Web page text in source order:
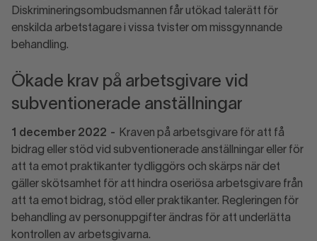
Diskrimineringsombudsmannen får utökad talerätt för
enskilda arbetstagare i vissa tvister om missgynnande
behandling.
Ökade krav på arbetsgivare vid
subventionerade anställningar
1 december 2022 -
Kraven på arbetsgivare för att få
bidrag eller stöd vid subventionerade anställningar eller för
att ta emot praktikanter tydliggörs och skärps när det
gäller skötsamhet för att hindra oseriösa arbetsgivare från
att ta emot bidrag, stöd eller praktikanter. Regleringen för
behandling av personuppgifter ändras för att underlätta
kontrollen av arbetsgivarna.